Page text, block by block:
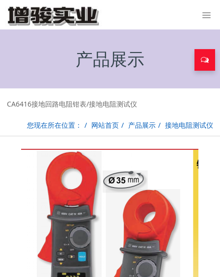
产品展示
CA6416接地回路电阻钳表/接地电阻测试仪
您现在所在位置： 网站首页 产品展示 接地电阻测试仪